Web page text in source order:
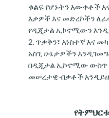
ቁልፍ የሆኑትን እውቀቶች
እቃዎች እና መድረኮችን
የዲጂታል ኢኮኖሚውን
ጥቃቅን፣ አነስተኛ እና
አስጊ ሁኔታዎችን
በዲጂታል ኢኮኖሚው ውስጥ
መሠረታዊ ብቃቶች